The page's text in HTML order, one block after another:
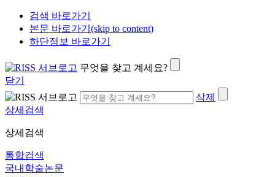
검색 바로가기
본문 바로가기(skip to content)
하단정보 바로가기
무엇을 찾고 계세요?
닫기
삭제
상세검색
상세검색
통합검색
국내학술논문